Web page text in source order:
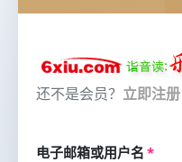
还不是会员？ 立即注册
电子邮箱或用户名 *